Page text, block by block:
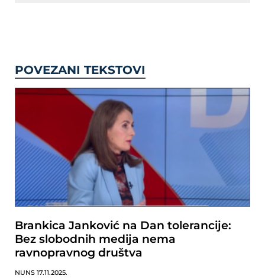
POVEZANI TEKSTOVI
Brankica Janković na Dan tolerancije:
Bez slobodnih medija nema
ravnopravnog društva
NUNS 17.11.2025.